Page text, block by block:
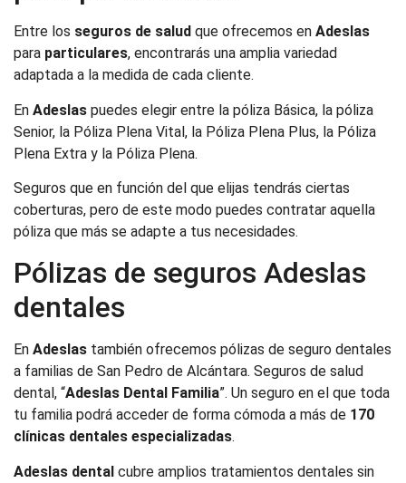
Entre los seguros de salud que ofrecemos en Adeslas
para particulares, encontrarás una amplia variedad
adaptada a la medida de cada cliente.
En Adeslas puedes elegir entre la póliza Básica, la póliza
Senior, la Póliza Plena Vital, la Póliza Plena Plus, la Póliza
Plena Extra y la Póliza Plena.
Seguros que en función del que elijas tendrás ciertas
coberturas, pero de este modo puedes contratar aquella
póliza que más se adapte a tus necesidades.
Pólizas de seguros Adeslas
dentales
En Adeslas también ofrecemos pólizas de seguro dentales
a familias de San Pedro de Alcántara. Seguros de salud
dental, “Adeslas Dental Familia”. Un seguro en el que toda
tu familia podrá acceder de forma cómoda a más de 170
clínicas dentales especializadas.
Adeslas dental cubre amplios tratamientos dentales sin